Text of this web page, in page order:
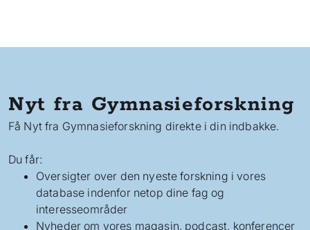
Nyt fra Gymnasieforskning
Få Nyt fra Gymnasieforskning direkte i din indbakke.
Du får:
Oversigter over den nyeste forskning i vores
database indenfor netop dine fag og
interesseområder
Nyheder om vores magasin, podcast, konferencer